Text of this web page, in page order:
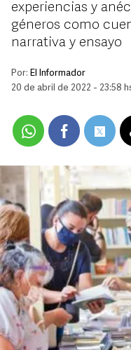
experiencias y
géneros como
narrativa y ensayo
Por: El Informador
20 de abril de 2022 - 23:58